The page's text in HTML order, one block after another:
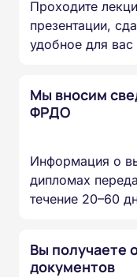
Проходите
презентации,
удобное для
Мы вносим
ФРДО
Информация о
дипломах
течение 20–60
Вы получаете
документов